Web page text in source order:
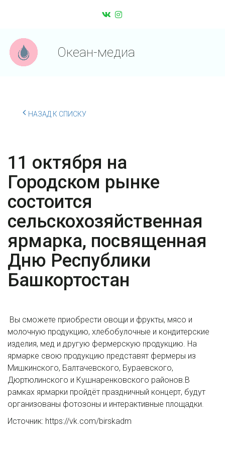
Океан-медиа
НАЗАД К СПИСКУ
11 октября на
Городском рынке
состоится
сельскохозяйственная
ярмарка, посвященная
Дню Республики
Башкортостан
Вы сможете приобрести овощи и фрукты, мясо и
молочную продукцию, хлебобулочные и кондитерские
изделия, мед и другую фермерскую продукцию. На
ярмарке свою продукцию представят фермеры из
Мишкинского, Балтачевского, Бураевского,
Дюртюлинского и Кушнаренковского районов.В
рамках ярмарки пройдёт праздничный концерт, будут
организованы фотозоны и интерактивные площадки.
Источник: https://vk.com/birskadm